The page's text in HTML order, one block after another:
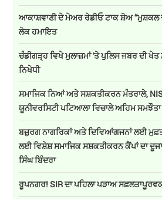
ਆਕਾਸ਼ਵਾਣੀ ਦੇ ਮੇਅਰ ਰੇਡੀਓ ਟਾਕ ਸ਼ੋਅ “ਮੁਸ਼ਕਲ
ਲੋਕ ਹਮਾਇਤ
ਚੰਡੀਗੜ੍ਹ ਵਿਖੇ ਮੁਲਾਜ਼ਮਾਂ 'ਤੇ ਪੁਲਿਸ ਜਬਰ ਦੀ
ਨਿਖੇਧੀ
ਸਮਾਜਿਕ ਨਿਆਂ ਅਤੇ ਸਸ਼ਕਤੀਕਰਨ ਮੰਤਰਾਲੇ,
ਯੂਨੀਵਰਸਿਟੀ ਪਟਿਆਲਾ ਵਿਚਾਲੇ ਅਹਿਮ ਸਮਝੌਤਾ
ਬਜ਼ੁਰਗ ਨਾਗਰਿਕਾਂ ਅਤੇ ਦਿਵਿਆਂਗਜਨਾਂ ਲਈ
ਲਈ ਵਿਸ਼ੇਸ਼ ਸਮਾਜਿਕ ਸਸ਼ਕਤੀਕਰਨ ਕੈਂਪਾਂ ਦਾ
ਸਿੰਘ ਬਿੰਦਰਾ
ਰੂਪਨਗਰ! SIR ਦਾ ਪਹਿਲਾ ਪੜਾਅ